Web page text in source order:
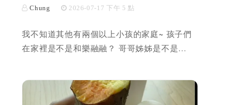
Chung 2026-07-17 下午 5 點
我不知道其他有兩個以上小孩的家庭~ 孩子們
在家裡是不是和樂融融？ 哥哥姊姊是不是…